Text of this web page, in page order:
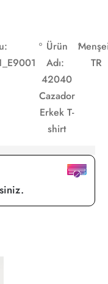
Ürün
Adı:
42040
Cazador
Erkek T-
shirt
TR